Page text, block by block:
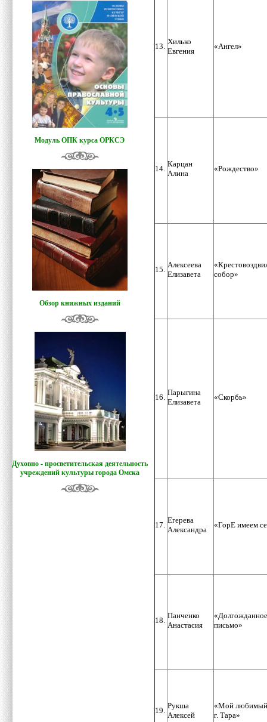
Модуль ОПК курса ОРКСЭ
Обзор книжных изданий
Духовно - просветительская деятельность
учреждений культуры города Омска
13.
Хилько
Евгения
«Ангел»
14.
Карцан
Алина
«Рождество»
15.
Алексеева
Елизавета
собор»
16.
Парыгина
Елизавета
«Скорбь»
17.
Егерева
Александра
«ГорЕ имеем
18.
Панченко
Анастасия
«Долгожданное
письмо»
19.
Рукша
Алексей
«Мой любимый
г. Тара»